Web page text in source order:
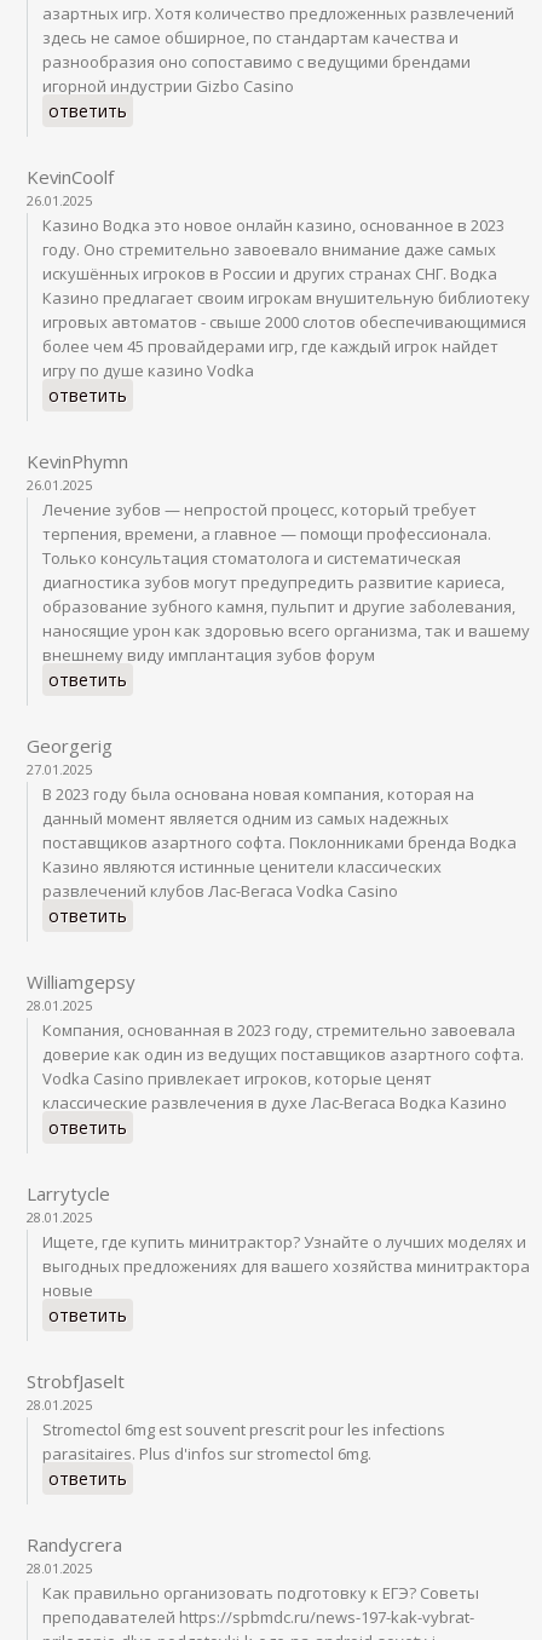
азартных игр. Хотя количество предложенных развлечений
здесь не самое обширное, по стандартам качества и
разнообразия оно сопоставимо с ведущими брендами
игорной индустрии Gizbo Casino
ответить
KevinCoolf
26.01.2025
Казино Водка это новое онлайн казино, основанное в 2023
году. Оно стремительно завоевало внимание даже самых
искушённых игроков в России и других странах СНГ. Водка
Казино предлагает своим игрокам внушительную библиотеку
игровых автоматов - свыше 2000 слотов обеспечивающимися
более чем 45 провайдерами игр, где каждый игрок найдет
игру по душе казино Vodka
ответить
KevinPhymn
26.01.2025
Лечение зубов — непростой процесс, который требует
терпения, времени, а главное — помощи профессионала.
Только консультация стоматолога и систематическая
диагностика зубов могут предупредить развитие кариеса,
образование зубного камня, пульпит и другие заболевания,
наносящие урон как здоровью всего организма, так и вашему
внешнему виду имплантация зубов форум
ответить
Georgerig
27.01.2025
В 2023 году была основана новая компания, которая на
данный момент является одним из самых надежных
поставщиков азартного софта. Поклонниками бренда Водка
Казино являются истинные ценители классических
развлечений клубов Лас-Вегаса Vodka Casino
ответить
Williamgepsy
28.01.2025
Компания, основанная в 2023 году, стремительно завоевала
доверие как один из ведущих поставщиков азартного софта.
Vodka Casino привлекает игроков, которые ценят
классические развлечения в духе Лас-Вегаса Водка Казино
ответить
Larrytycle
28.01.2025
Ищете, где купить минитрактор? Узнайте о лучших моделях и
выгодных предложениях для вашего хозяйства минитрактора
новые
ответить
StrobfJaselt
28.01.2025
Stromectol 6mg est souvent prescrit pour les infections
parasitaires. Plus d'infos sur stromectol 6mg.
ответить
Randycrera
28.01.2025
Как правильно организовать подготовку к ЕГЭ? Советы
преподавателей https://spbmdc.ru/news-197-kak-vybrat-